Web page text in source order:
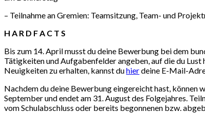
– Teilnahme an Gremien: Teamsitzung, Team- und
H A R D F A C T S
Bis zum 14. April musst du deine Bewerbung bei dem
Tätigkeiten und Aufgabenfelder angeben, auf die du
Neuigkeiten zu erhalten, kannst duhierdeine E-Mail-
Nachdem du deine Bewerbung eingereicht hast, können
September und endet am 31. August des Folgejahres.
vom Schulabschluss oder bereits begonnenen bzw.